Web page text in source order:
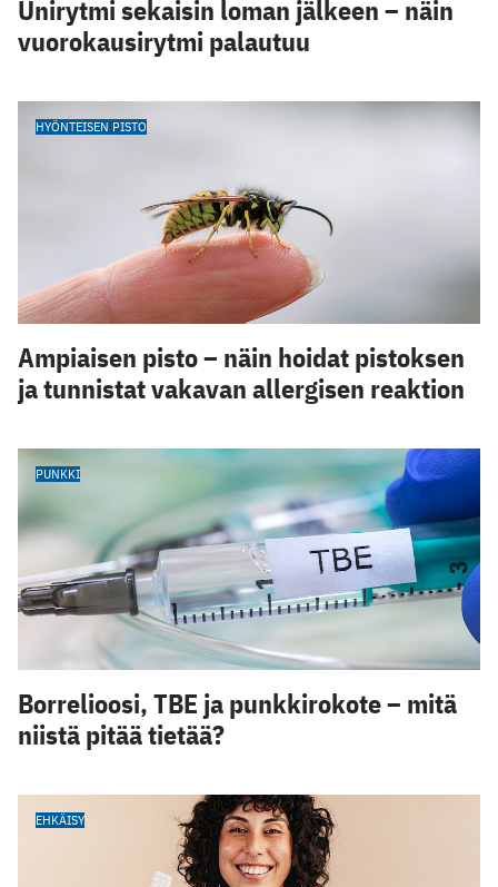
Unirytmi sekaisin loman jälkeen – näin
vuorokausirytmi palautuu
HYÖNTEISEN PISTO
Ampiaisen pisto – näin hoidat pistoksen
ja tunnistat vakavan allergisen reaktion
PUNKKI
Borrelioosi, TBE ja punkkirokote – mitä
niistä pitää tietää?
EHKÄISY